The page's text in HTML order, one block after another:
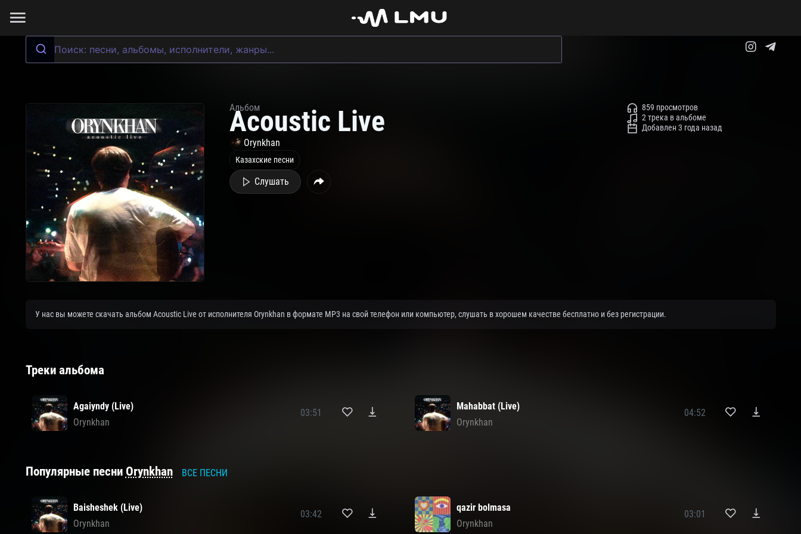
Альбом
Acoustic Live
Orynkhan
Казахские песни
Слушать
859 просмотров
2 трека в альбоме
Добавлен 3 года назад
У нас вы можете скачать альбом Acoustic Live от исполнителя Orynkhan в формате MP3 на свой телефон или компьютер, слушать в хорошем качестве бесплатно и без регистрации.
Треки альбома
Agaiyndy (Live)
Orynkhan
03:51
Mahabbat (Live)
Orynkhan
04:52
Популярные песни Orynkhan ВСЕ ПЕСНИ
Baisheshek (Live)
Orynkhan
03:42
qazir bolmasa
Orynkhan
03:01